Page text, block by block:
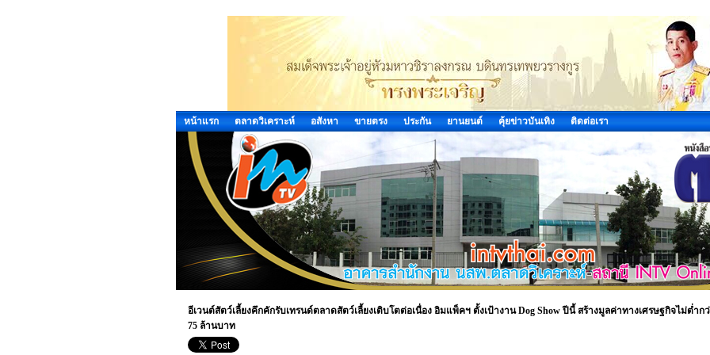
หน้าแรก ตลาดวิเคราะห์ อสังหา ขายตรง ประกัน ยานยนต์ คุ้ยข่าวบันเทิง ติดต่อเรา
อีเวนต์สัตว์เลี้ยงคึกคักรับเทรนด์ตลาดสัตว์เลี้ยงเติบโตต่อเนื่อง อิมแพ็คฯ ตั้งเป้างาน Dog Show ปีนี้ สร้างมูลค่าทางเศรษฐกิจไม่ต่ำก
75 ล้านบาท